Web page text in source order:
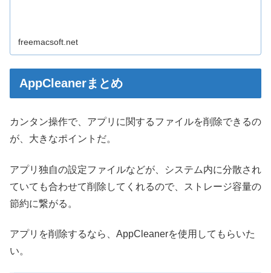
freemacsoft.net
AppCleanerまとめ
カンタン操作で、アプリに関するファイルを削除できるの
が、大きなポイントだ。
アプリ独自の設定ファイルなどが、システム内に分散され
ていても合わせて削除してくれるので、ストレージ容量の
節約に繋がる。
アプリを削除するなら、AppCleanerを使用してもらいた
い。